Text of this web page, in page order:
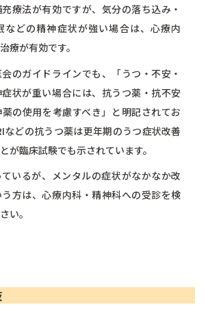
療法が有効ですが、気分の落ち込み・
などの精神症状が強い場合は、心療内
療が有効です。
のガイドラインでも、「うつ・不安・
状が重い場合には、抗うつ薬・抗不安
の使用を考慮すべき」と明記されてお
などの抗うつ薬は更年期のうつ症状改善
が臨床試験でも示されています。
ているが、メンタルの症状がなかなか改
方は、心療内科・精神科への受診を検
い。